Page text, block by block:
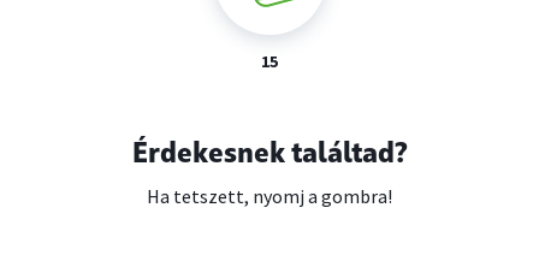
Érdekesnek találtad?
Ha tetszett, nyomj a gombra!
15